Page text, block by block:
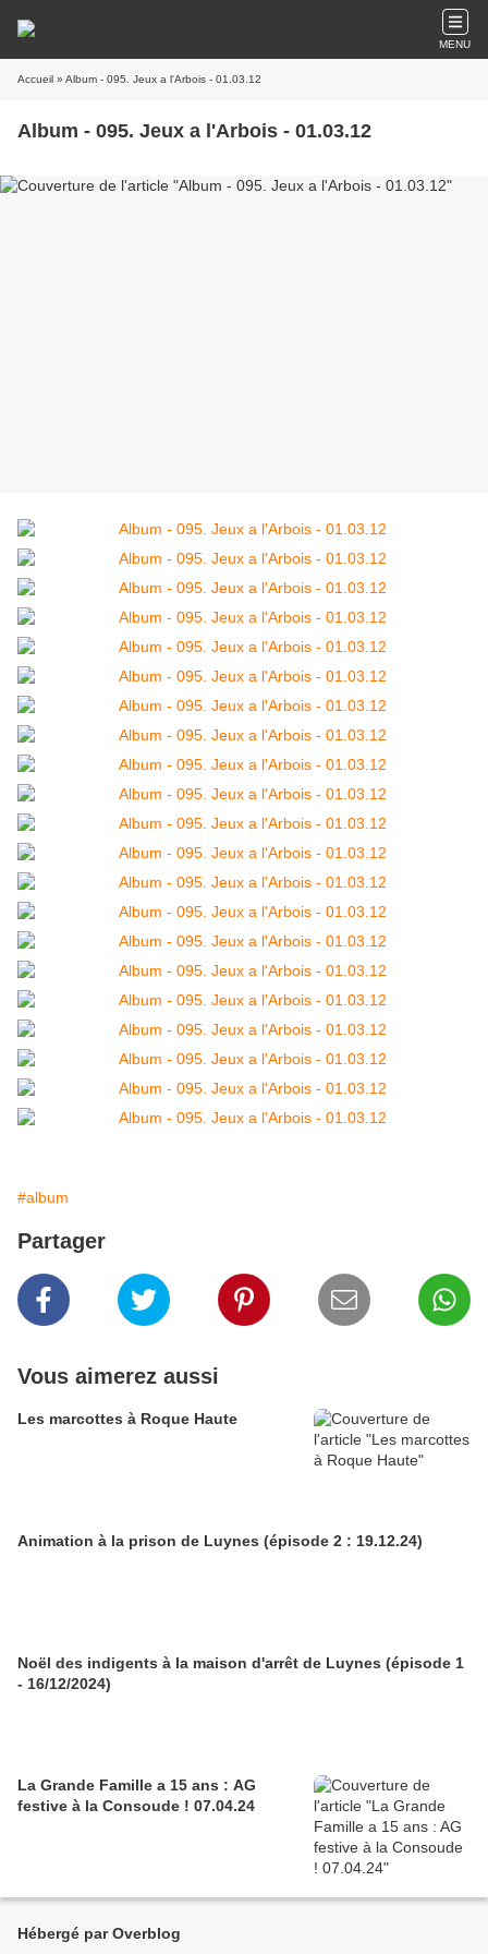
MENU
Accueil » Album - 095. Jeux a l'Arbois - 01.03.12
Album - 095. Jeux a l'Arbois - 01.03.12
#album
Partager
Vous aimerez aussi
Les marcottes à Roque Haute
Animation à la prison de Luynes (épisode 2 : 19.12.24)
Noël des indigents à la maison d'arrêt de Luynes (épisode 1
- 16/12/2024)
La Grande Famille a 15 ans : AG
festive à la Consoude ! 07.04.24
Hébergé par Overblog